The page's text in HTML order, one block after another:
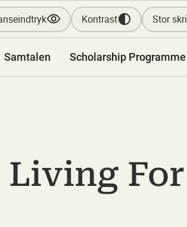
Kontrast Stor
Samtalen Scholarship Programme